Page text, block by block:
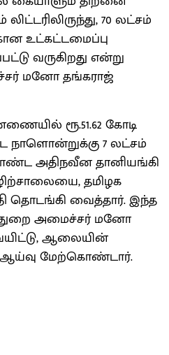
70 லட்சம்
உட்கட்டமைப்பு
வருகிறது என்று
மனோ தங்கராஜ்
ரூ.51.62 கோடி
7 லட்சம்
அதிநவீன தானியங்கி
தமிழக
தொடங்கி வைத்தார். இந்த
அமைச்சர் மனோ
ஆலையின்
ஆய்வு மேற்கொண்டார்.